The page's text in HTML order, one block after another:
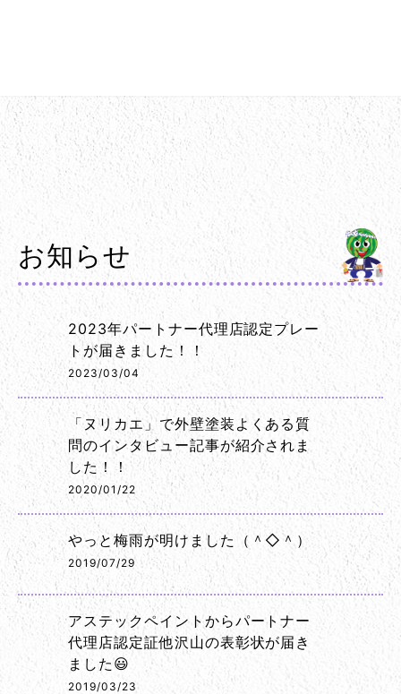
お知らせ
2023年パートナー代理店認定プレー
トが届きました！！
2023/03/04
「ヌリカエ」で外壁塗装よくある質
問のインタビュー記事が紹介されま
した！！
2020/01/22
やっと梅雨が明けました（＾◇＾）
2019/07/29
アステックペイントからパートナー
代理店認定証他沢山の表彰状が届き
ました😃
2019/03/23